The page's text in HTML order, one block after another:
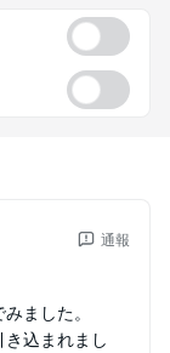
通報
ました。
込まれまし